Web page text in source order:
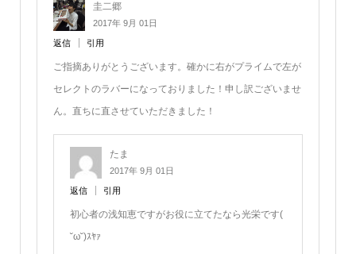
圭二郷
2017年 9月 01日
返信 引用
ご指摘ありがとうございます。確かに右がプライムで左が
セレクトのラバーになっておりました！申し訳ございませ
ん。直ちに直させていただきました！
たま
2017年 9月 01日
返信 引用
初心者の浅知恵ですがお役に立てたなら光栄です(
˘ω˘)ｽﾔｧ